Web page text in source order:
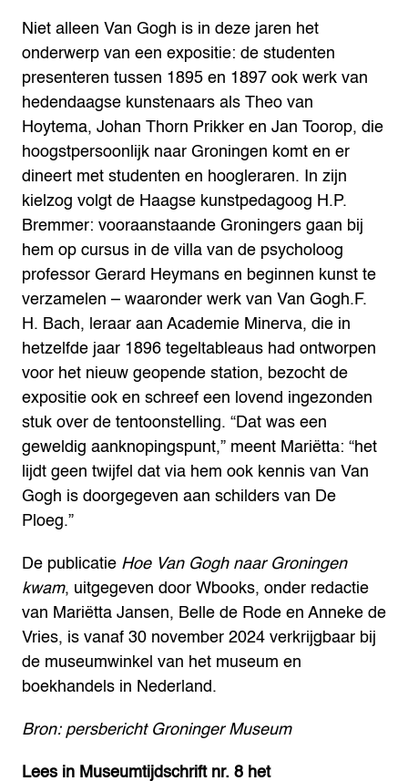
Niet alleen Van Gogh is in deze jaren het
onderwerp van een expositie: de studenten
presenteren tussen 1895 en 1897 ook werk van
hedendaagse kunstenaars als Theo van
Hoytema, Johan Thorn Prikker en Jan Toorop, die
hoogstpersoonlijk naar Groningen komt en er
dineert met studenten en hoogleraren. In zijn
kielzog volgt de Haagse kunstpedagoog H.P.
Bremmer: vooraanstaande Groningers gaan bij
hem op cursus in de villa van de psycholoog
professor Gerard Heymans en beginnen kunst te
verzamelen – waaronder werk van Van Gogh.F.
H. Bach, leraar aan Academie Minerva, die in
hetzelfde jaar 1896 tegeltableaus had ontworpen
voor het nieuw geopende station, bezocht de
expositie ook en schreef een lovend ingezonden
stuk over de tentoonstelling. “Dat was een
geweldig aanknopingspunt,” meent Mariëtta: “het
lijdt geen twijfel dat via hem ook kennis van Van
Gogh is doorgegeven aan schilders van De
Ploeg.”
De publicatie Hoe Van Gogh naar Groningen
kwam, uitgegeven door Wbooks, onder redactie
van Mariëtta Jansen, Belle de Rode en Anneke de
Vries, is vanaf 30 november 2024 verkrijgbaar bij
de museumwinkel van het museum en
boekhandels in Nederland.
Bron: persbericht Groninger Museum
Lees in Museumtijdschrift nr. 8 het